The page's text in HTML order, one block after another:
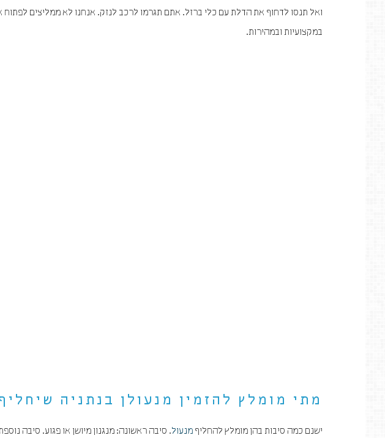
ואל תנסו לדחוף את הדלת עם כלי ברזל. אתם תגרמו לרכב לנזק. אנחנו לא ממליצים
במקצועיות ובמהירות.
מתי מומלץ להזמין מנעולן בנתניה
ישנם כמה סיבות בהן מומלץ להחליף מנעול. סיבה ראשונה: מנגנון מיושן או פגוע. סיבה